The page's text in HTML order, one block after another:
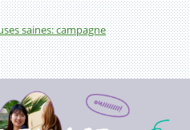
saines: campagne